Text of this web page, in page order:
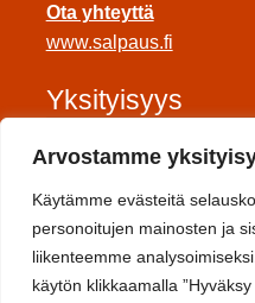
Arvostamme
Käytämme evästeitä
personoitujen mainosten ja
liikenteemme
käytön klikkaamalla ”Hyväksy
Ota yhteyttä
www.salpaus.fi
Yksityisyys
Tietosuojaseloste
Toimitusehdot
Sosiaalinen